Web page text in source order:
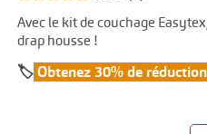
Avec le kit de couchage
drap housse !
🏷️Obtenez 30% de